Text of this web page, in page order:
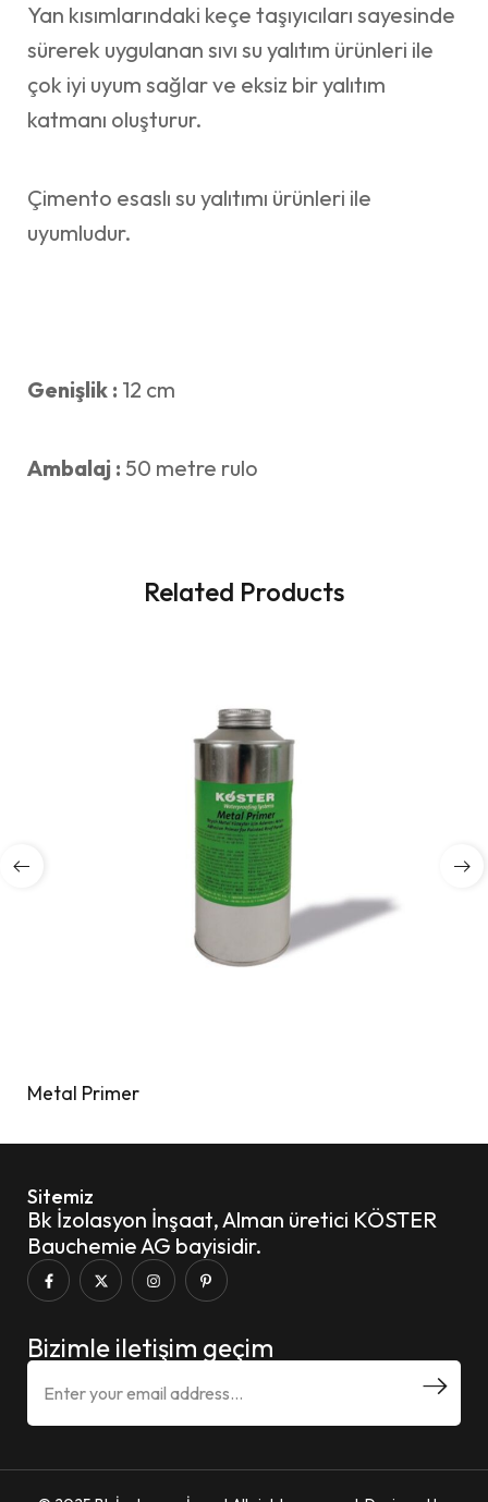
Yan kısımlarındaki keçe taşıyıcıları sayesinde
sürerek uygulanan sıvı su yalıtım ürünleri ile
çok iyi uyum sağlar ve eksiz bir yalıtım
katmanı oluşturur.
Çimento esaslı su yalıtımı ürünleri ile
uyumludur.
Genişlik : 12 cm
Ambalaj : 50 metre rulo
Related Products
Metal Primer
Sitemiz
Bk İzolasyon İnşaat, Alman üretici KÖSTER
Bauchemie AG bayisidir.
Bizimle iletişim geçim